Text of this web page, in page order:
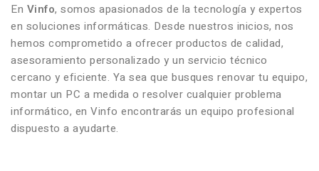
En Vinfo, somos apasionados de la tecnología y expertos
en soluciones informáticas. Desde nuestros inicios, nos
hemos comprometido a ofrecer productos de calidad,
asesoramiento personalizado y un servicio técnico
cercano y eficiente. Ya sea que busques renovar tu equipo,
montar un PC a medida o resolver cualquier problema
informático, en Vinfo encontrarás un equipo profesional
dispuesto a ayudarte.